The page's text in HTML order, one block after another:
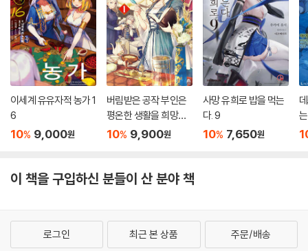
이세계 유유자적 농가 1
6
10% 9,000원
버림받은 공작 부인은
평온한 생활을 희망합
니다 1
10% 9,900원
사망 유희로 밥을 먹는
다. 9
10% 7,650원
이 책을 구입하신 분들이 산 분야 책
로그인 최근 본 상품 주문/배송